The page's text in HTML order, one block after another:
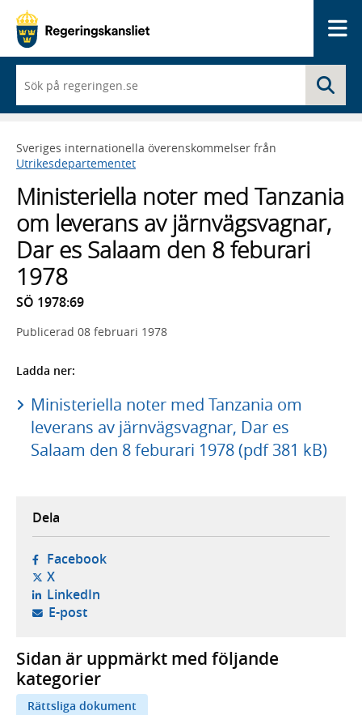
du
börjar
skriva
framträder
en
med
sökförslag
Sveriges internationella överenskommelser från
Utrikesdepartementet
Ministeriella noter med Tanzania
om leverans av järnvägsvagnar,
Dar es Salaam den 8 feburari
1978
SÖ 1978:69
Publicerad 08 februari 1978
Ladda ner:
Ministeriella noter med Tanzania om
leverans av järnvägsvagnar, Dar es
Salaam den 8 feburari 1978 (pdf 381 kB)
Dela
Facebook- öppnas i ny flik, extern webbplats,
X- öppnas i ny flik, extern webbplats,
LinkedIn- öppnas i ny flik, extern webbplats,
E-post- öppnar din e-postklient,
Sidan är uppmärkt med följande
kategorier
Rättsliga dokument